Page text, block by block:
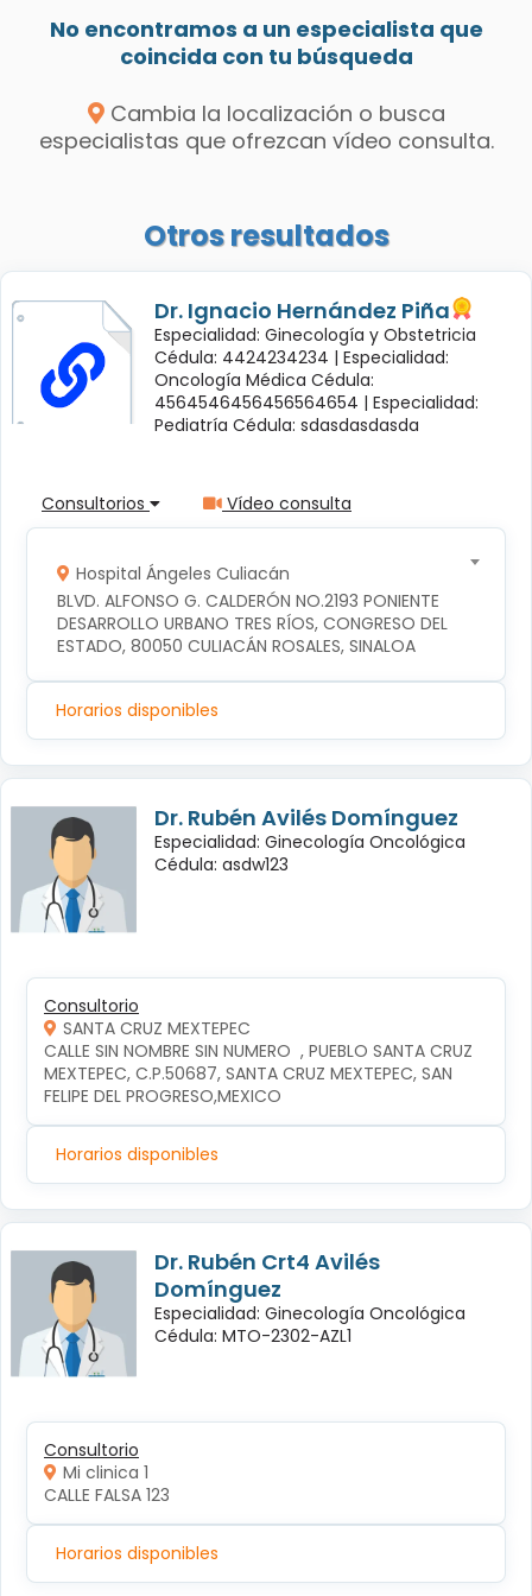
No encontramos a un especialista que
coincida con tu búsqueda
Cambia la localización o busca
especialistas que ofrezcan vídeo consulta.
Otros resultados
Dr. Ignacio Hernández Piña
Especialidad: Ginecología y Obstetricia
Cédula: 4424234234 | Especialidad:
Oncología Médica Cédula:
4564546456456564654 | Especialidad:
Pediatría Cédula: sdasdasdasda
Consultorios Vídeo consulta
Hospital Ángeles Culiacán
BLVD. ALFONSO G. CALDERÓN NO.2193 PONIENTE
DESARROLLO URBANO TRES RÍOS, CONGRESO DEL
ESTADO, 80050 CULIACÁN ROSALES, SINALOA
Horarios disponibles
Dr. Rubén Avilés Domínguez
Especialidad: Ginecología Oncológica
Cédula: asdw123
Consultorio
SANTA CRUZ MEXTEPEC
CALLE SIN NOMBRE SIN NUMERO  , PUEBLO SANTA CRUZ
MEXTEPEC, C.P.50687, SANTA CRUZ MEXTEPEC, SAN
FELIPE DEL PROGRESO,MEXICO
Horarios disponibles
Dr. Rubén Crt4 Avilés
Domínguez
Especialidad: Ginecología Oncológica
Cédula: MTO-2302-AZL1
Consultorio
Mi clinica 1
CALLE FALSA 123
Horarios disponibles